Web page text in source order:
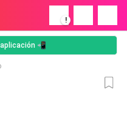
!
📲